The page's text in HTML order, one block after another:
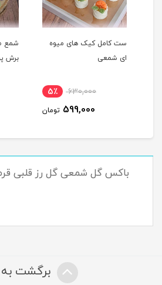
ست کامل کیک های میوه
ای شمعی
630,000 5٪
599,000 تومان
شمع
برش
باکس گل شمعی گل رز قلبی
برگشت به